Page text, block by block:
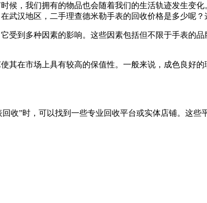
候，我们拥有的物品也会随着我们的生活轨迹发生变
武汉地区，二手理查德米勒手表的回收价格是多少呢？
受到多种因素的影响。这些因素包括但不限于手表的
其在市场上具有较高的保值性。一般来说，成色良好
收”时，可以找到一些专业回收平台或实体店铺。这